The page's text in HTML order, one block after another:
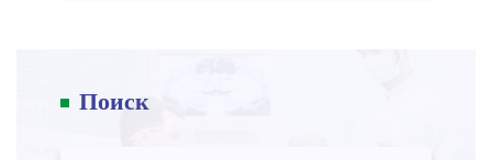
Поиск